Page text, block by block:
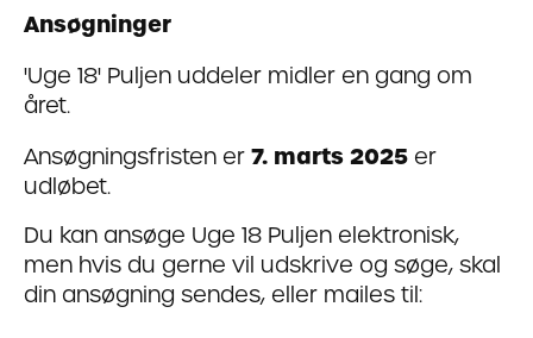
Ansøgninger
'Uge 18' Puljen uddeler midler en gang om
året.
Ansøgningsfristen er 7. marts 2025 er
udløbet.
Du kan ansøge Uge 18 Puljen elektronisk,
men hvis du gerne vil udskrive og søge, skal
din ansøgning sendes, eller mailes til: